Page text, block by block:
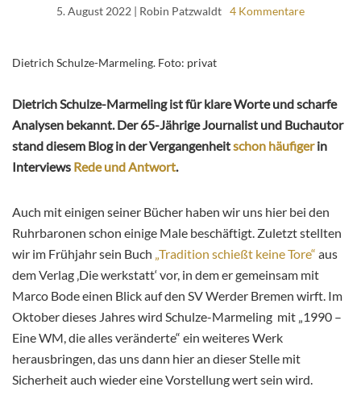
5. August 2022 | Robin Patzwaldt 4 Kommentare
Dietrich Schulze-Marmeling. Foto: privat
Dietrich Schulze-Marmeling ist für klare Worte und scharfe
Analysen bekannt. Der 65-Jährige Journalist und Buchautor
stand diesem Blog in der Vergangenheitschon häufigerin
Interviews Rede und Antwort.
Auch mit einigen seiner Bücher haben wir uns hier bei den
Ruhrbaronen schon einige Male beschäftigt. Zuletzt stellten
wir im Frühjahr sein Buch „Tradition schießt keine Tore“ aus
dem Verlag ‚Die werkstatt‘ vor, in dem er gemeinsam mit
Marco Bode einen Blick auf den SV Werder Bremen wirft. Im
Oktober dieses Jahres wird Schulze-Marmeling mit „1990 –
Eine WM, die alles veränderte“ ein weiteres Werk
herausbringen, das uns dann hier an dieser Stelle mit
Sicherheit auch wieder eine Vorstellung wert sein wird.